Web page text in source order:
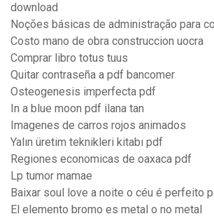
download
Noções básicas de administração para
Costo mano de obra construccion uocra
Comprar libro totus tuus
Quitar contraseña a pdf bancomer
Osteogenesis imperfecta pdf
In a blue moon pdf ilana tan
Imagenes de carros rojos animados
Yalın üretim teknikleri kitabı pdf
Regiones economicas de oaxaca pdf
Lp tumor mamae
Baixar soul love a noite o céu é perfeito
El elemento bromo es metal o no metal